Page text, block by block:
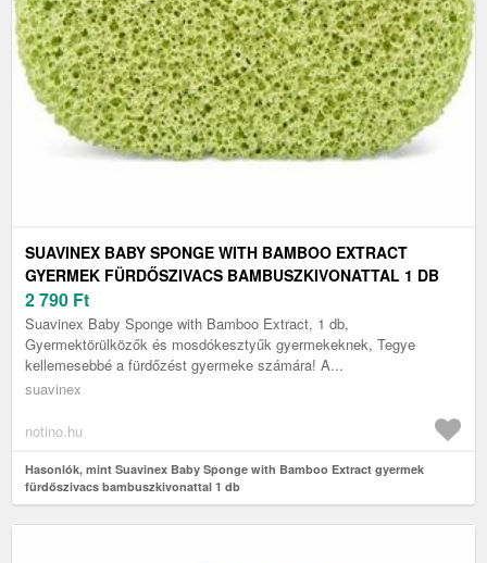
SUAVINEX BABY SPONGE WITH BAMBOO EXTRACT
GYERMEK FÜRDŐSZIVACS BAMBUSZKIVONATTAL 1 DB
2 790 Ft
Suavinex Baby Sponge with Bamboo Extract, 1 db,
Gyermektörülközők és mosdókesztyűk gyermekeknek, Tegye
kellemesebbé a fürdőzést gyermeke számára! A...
suavinex
notino.hu
Hasonlók, mint Suavinex Baby Sponge with Bamboo Extract gyermek
fürdőszivacs bambuszkivonattal 1 db